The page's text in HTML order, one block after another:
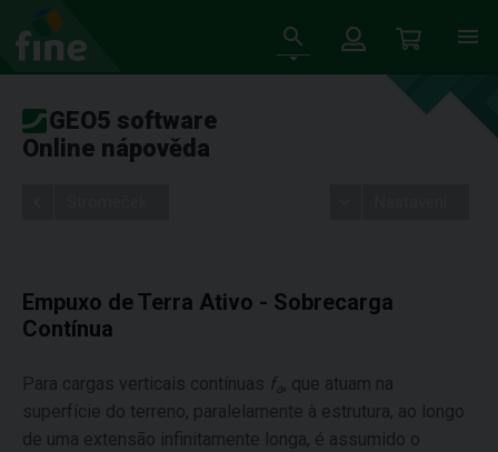
GEO5 software
Online nápověda
Empuxo de Terra Ativo - Sobrecarga
Contínua
Para cargas verticais contínuas fa, que atuam na
superfície do terreno, paralelamente à estrutura, ao longo
de uma extensão infinitamente longa, é assumido o